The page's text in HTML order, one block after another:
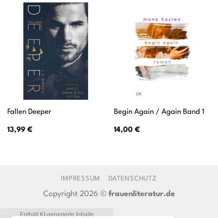
Fallen Deeper
13,99 €
Begin Again / Again Band 1
14,00 €
IMPRESSUM DATENSCHUTZ
Copyright 2026 © frauenliteratur.de